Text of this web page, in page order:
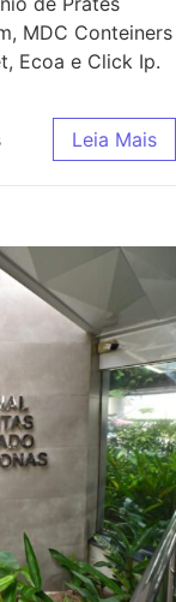
MDC Conteiners
Ecoa e Click Ip.
Leia Mais